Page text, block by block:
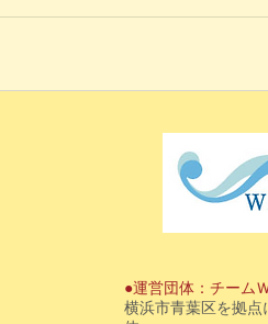
●運営団体：チーム
横浜市青葉区を拠点